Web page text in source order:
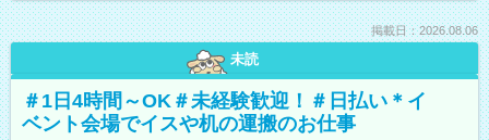
掲載日：2026.08.06
未読
＃1日4時間～OK＃未経験歓迎！＃日払い＊イ
ベント会場でイスや机の運搬のお仕事